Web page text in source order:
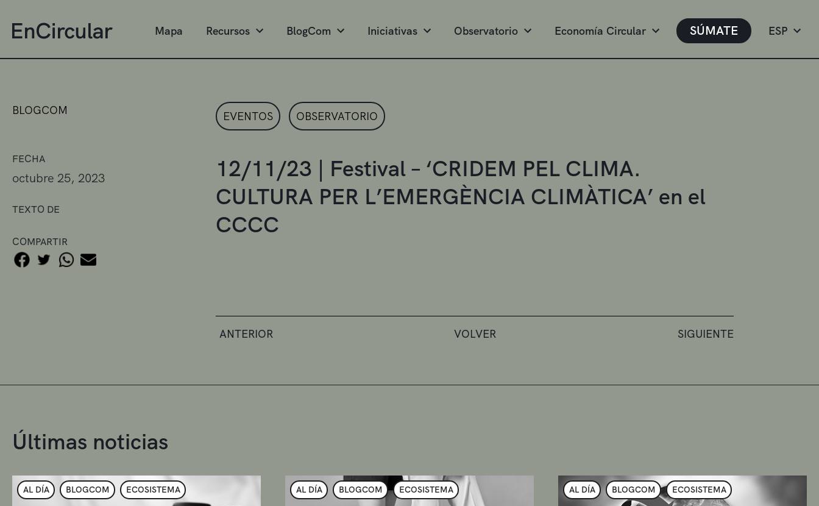
Mapa Recursos BlogCom Iniciativas Observatorio Economía Circular SÚMATE ESP
BLOGCOM
FECHA
octubre 25, 2023
TEXTO DE
COMPARTIR
EVENTOS OBSERVATORIO
12/11/23 | Festival – ‘CRIDEM PEL CLIMA.
CULTURA PER L’EMERGÈNCIA CLIMÀTICA’ en el
CCCC
ANTERIOR VOLVER SIGUIENTE
Últimas noticias
AL DÍA BLOGCOM ECOSISTEMA AL DÍA BLOGCOM ECOSISTEMA AL DÍA BLOGCOM ECOSISTEMA